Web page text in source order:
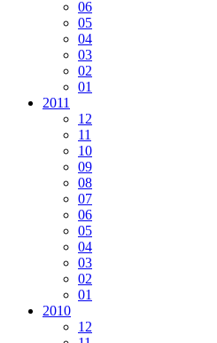
06
05
04
03
02
01
2011
12
11
10
09
08
07
06
05
04
03
02
01
2010
12